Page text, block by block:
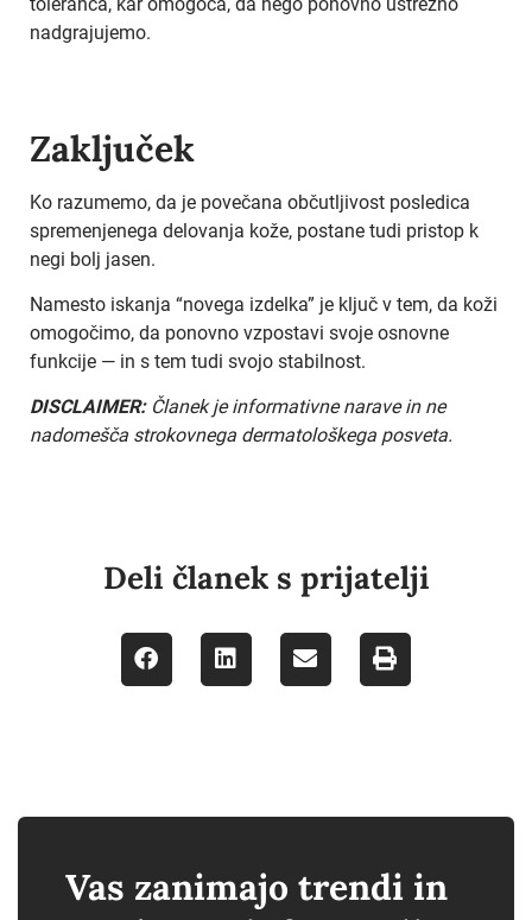
nadgrajujemo.
Zaključek
Ko razumemo, da je povečana občutljivost posledica
spremenjenega delovanja kože, postane tudi pristop k
negi bolj jasen.
Namesto iskanja “novega izdelka” je ključ v tem, da koži
omogočimo, da ponovno vzpostavi svoje osnovne
funkcije — in s tem tudi svojo stabilnost.
DISCLAIMER:Članek je informativne narave in ne
nadomešča strokovnega dermatološkega posveta.
Deli članek s prijatelji
Vas zanimajo trendi in